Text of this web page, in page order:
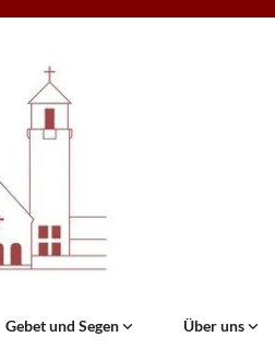
Gebet und Segen Über uns